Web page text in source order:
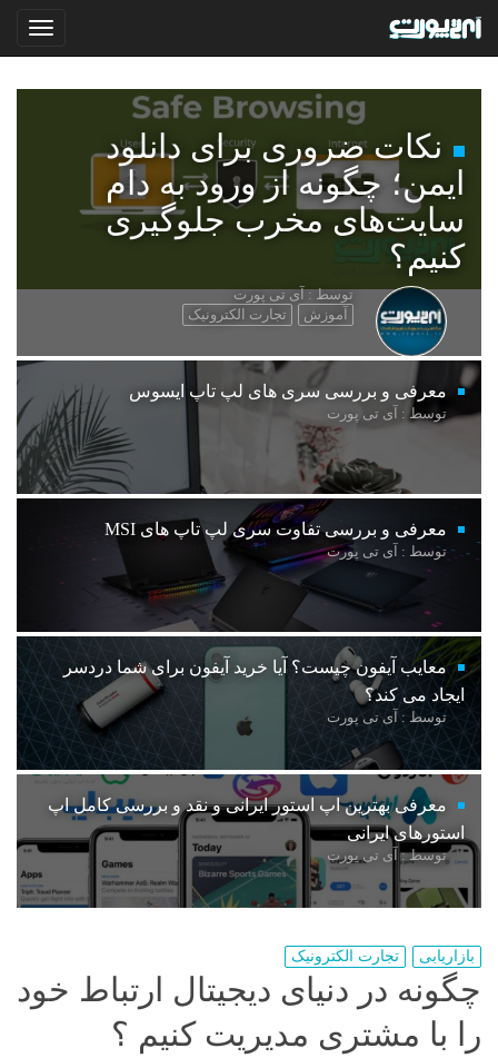
نکات ضروری برای دانلود
ایمن؛ چگونه از ورود به دام
سایت‌های مخرب جلوگیری
کنیم؟
توسط : آی تی پورت
آموزش
تجارت الکترونیک
معرفی و بررسی سری های لپ تاپ ایسوس
توسط : آی تی پورت
معرفی و بررسی تفاوت سری لپ تاپ های MSI
توسط : آی تی پورت
معایب آیفون چیست؟ آیا خرید آیفون برای شما دردسر
ایجاد می کند؟
توسط : آی تی پورت
معرفی بهترین اپ استور ایرانی و نقد و بررسی کامل اپ
استورهای ایرانی
توسط : آی تی پورت
بازاریابی تجارت الکترونیک
چگونه در دنیای دیجیتال ارتباط خود
را با مشتری مدیریت کنیم ؟